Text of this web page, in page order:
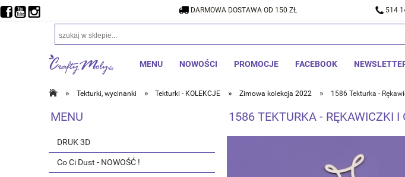
DARMOWA DOSTAWA OD 150 ZŁ
MENU NOWOŚCI PROMOCJE FACEBOOK
» Tekturki, wycinanki » Tekturki - KOLEKCJE » Zimowa kolekcja 2022 » 1586 Tekturka -
DARMOWA DOSTAWA OD 150 ZŁ 514
MENU
DRUK 3D
Co Ci Dust - NOWOŚĆ !
1586 TEKTURKA - RĘKAWICZKI